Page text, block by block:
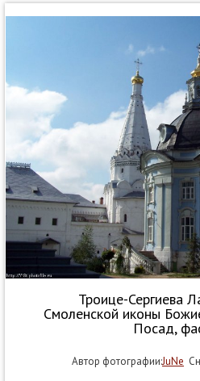
Троице-Сергиева
Смоленской иконы
Посад,
Автор фотографии:JuNe